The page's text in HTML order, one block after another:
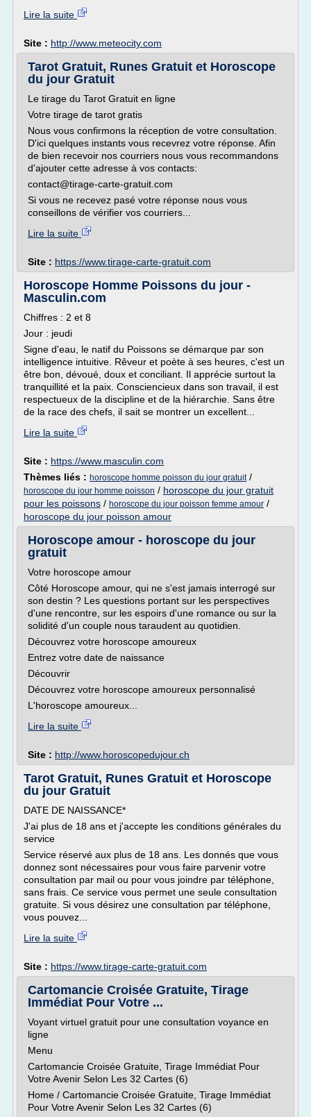
Lire la suite
Site : http://www.meteocity.com
Tarot Gratuit, Runes Gratuit et Horoscope
du jour Gratuit
Le tirage du Tarot Gratuit en ligne
Votre tirage de tarot gratis
Nous vous confirmons la réception de votre consultation.
D'ici quelques instants vous recevrez votre réponse. Afin
de bien recevoir nos courriers nous vous recommandons
d'ajouter cette adresse à vos contacts:
contact@tirage-carte-gratuit.com
Si vous ne recevez pasé votre réponse nous vous
conseillons de vérifier vos courriers...
Lire la suite
Site : https://www.tirage-carte-gratuit.com
Horoscope Homme Poissons du jour -
Masculin.com
Chiffres : 2 et 8
Jour : jeudi
Signe d'eau, le natif du Poissons se démarque par son
intelligence intuitive. Rêveur et poète à ses heures, c'est un
être bon, dévoué, doux et conciliant. Il apprécie surtout la
tranquillité et la paix. Consciencieux dans son travail, il est
respectueux de la discipline et de la hiérarchie. Sans être
de la race des chefs, il sait se montrer un excellent...
Lire la suite
Site : https://www.masculin.com
Thèmes liés : horoscope homme poisson du jour gratuit/
horoscope du jour homme poisson / horoscope du jour gratuit
pour les poissons / horoscope du jour poisson femme amour /
horoscope du jour poisson amour
Horoscope amour - horoscope du jour
gratuit
Votre horoscope amour
Côté Horoscope amour, qui ne s'est jamais interrogé sur
son destin ? Les questions portant sur les perspectives
d'une rencontre, sur les espoirs d'une romance ou sur la
solidité d'un couple nous taraudent au quotidien.
Découvrez votre horoscope amoureux
Entrez votre date de naissance
Découvrir
Découvrez votre horoscope amoureux personnalisé
L'horoscope amoureux...
Lire la suite
Site : http://www.horoscopedujour.ch
Tarot Gratuit, Runes Gratuit et Horoscope
du jour Gratuit
DATE DE NAISSANCE*
J'ai plus de 18 ans et j'accepte les conditions générales du
service
Service réservé aux plus de 18 ans. Les donnés que vous
donnez sont nécessaires pour vous faire parvenir votre
consultation par mail ou pour vous joindre par téléphone,
sans frais. Ce service vous permet une seule consultation
gratuite. Si vous désirez une consultation par téléphone,
vous pouvez...
Lire la suite
Site : https://www.tirage-carte-gratuit.com
Cartomancie Croisée Gratuite, Tirage
Immédiat Pour Votre ...
Voyant virtuel gratuit pour une consultation voyance en
ligne
Menu
Cartomancie Croisée Gratuite, Tirage Immédiat Pour
Votre Avenir Selon Les 32 Cartes (6)
Home / Cartomancie Croisée Gratuite, Tirage Immédiat
Pour Votre Avenir Selon Les 32 Cartes (6)